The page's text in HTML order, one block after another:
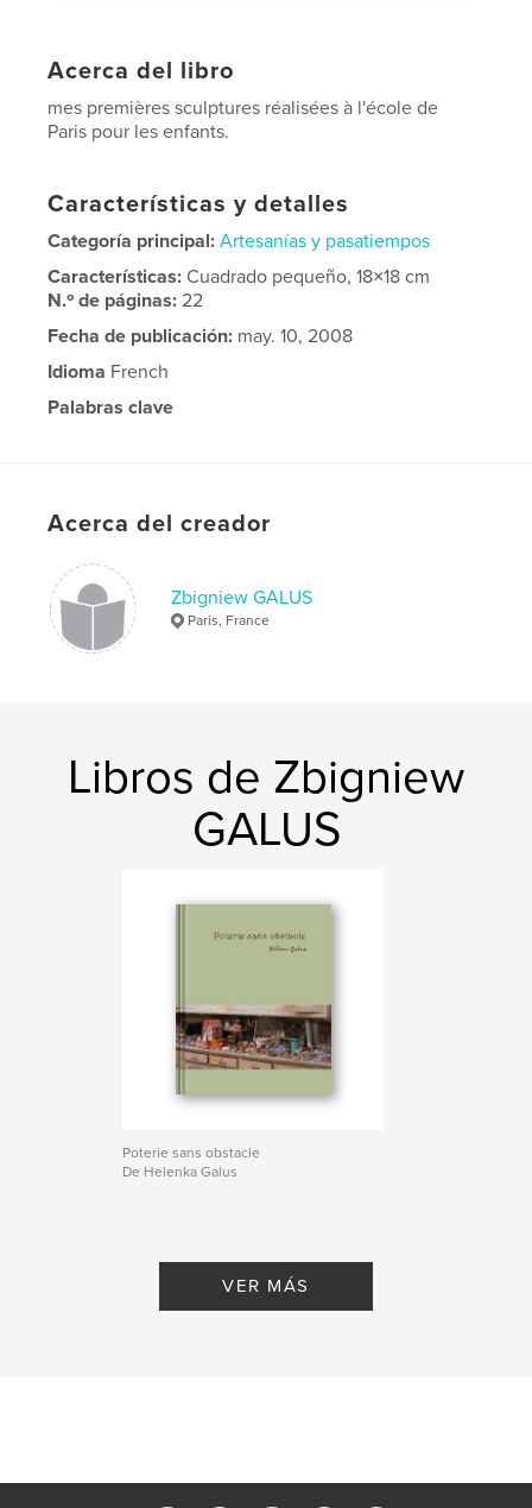
Acerca del libro
mes premières sculptures réalisées à l'école de
Paris pour les enfants.
Características y detalles
Categoría principal: Artesanías y pasatiempos
Características:Cuadrado pequeño, 18×18 cm
N.º de páginas:22
Fecha de publicación: may. 10, 2008
Idioma French
Palabras clave
Acerca del creador
Zbigniew GALUS
Paris, France
Libros de Zbigniew
GALUS
Poterie sans obstacle
De Helenka Galus
VER MÁS